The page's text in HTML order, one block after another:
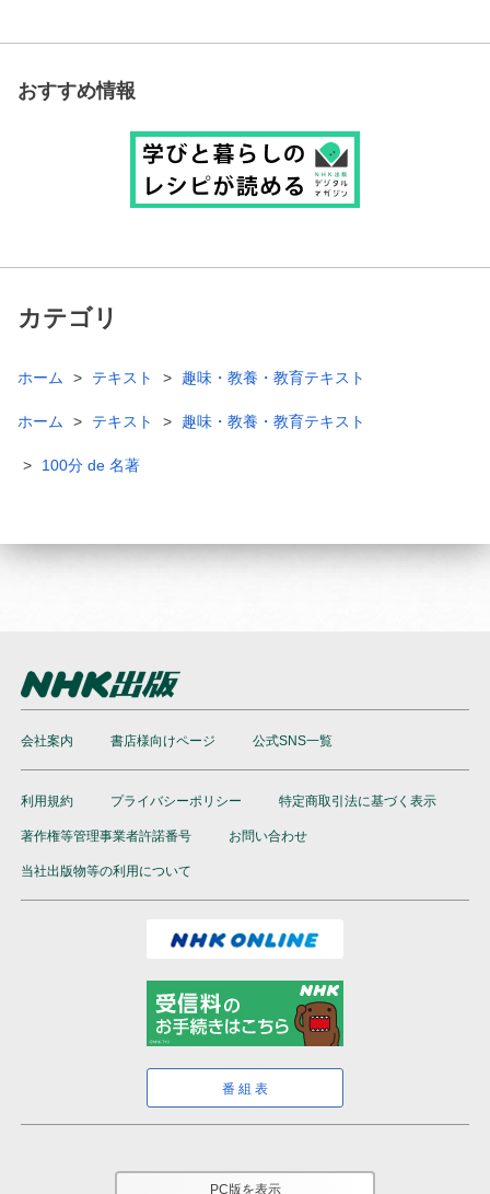
おすすめ情報
カテゴリ
ホーム テキスト 趣味・教養・教育テキスト
ホーム テキスト 趣味・教養・教育テキスト
100分 de 名著
会社案内 書店様向けページ 公式SNS一覧
利用規約 プライバシーポリシー 特定商取引法に基づく表示
著作権等管理事業者許諾番号 お問い合わせ
当社出版物等の利用について
番組表
PC版を表示